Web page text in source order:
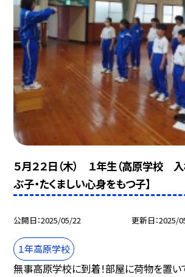
５月２２日（木） １年生（高原学校 入
ぶ子・たくましい心身をもつ子】
公開日 2025/05/22 更新日 2025/
１年高原学校
無事高原学校に到着！部屋に荷物を置い